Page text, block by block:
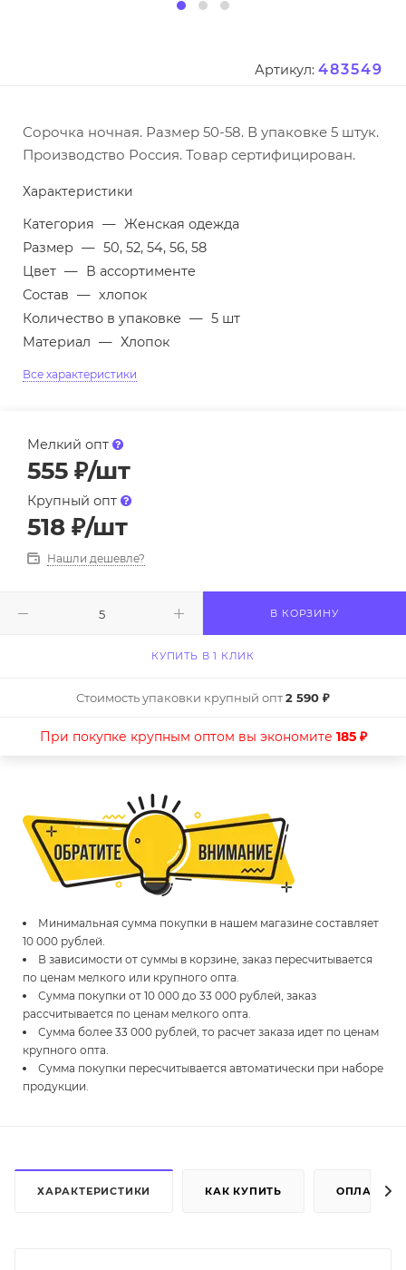
Артикул: 483549
Сорочка ночная. Размер 50-58. В упаковке 5 штук.
Производство Россия. Товар сертифицирован.
Характеристики
Категория — Женская одежда
Размер — 50, 52, 54, 56, 58
Цвет — В ассортименте
Состав — хлопок
Количество в упаковке — 5 шт
Материал — Хлопок
Все характеристики
Мелкий опт
555 ₽/шт
Крупный опт
518 ₽/шт
Нашли дешевле?
В КОРЗИНУ
КУПИТЬ В 1 КЛИК
Стоимость упаковки крупный опт2 590 ₽
При покупке крупным оптом вы экономите 185 ₽
Минимальная сумма покупки в нашем магазине составляет
10 000 рублей.
В зависимости от суммы в корзине, заказ пересчитывается
по ценам мелкого или крупного опта.
Сумма покупки от 10 000 до 33 000 рублей, заказ
рассчитывается по ценам мелкого опта.
Сумма более 33 000 рублей, то расчет заказа идет по ценам
крупного опта.
Сумма покупки пересчитывается автоматически при наборе
продукции.
ХАРАКТЕРИСТИКИ КАК КУПИТЬ ОПЛАТА